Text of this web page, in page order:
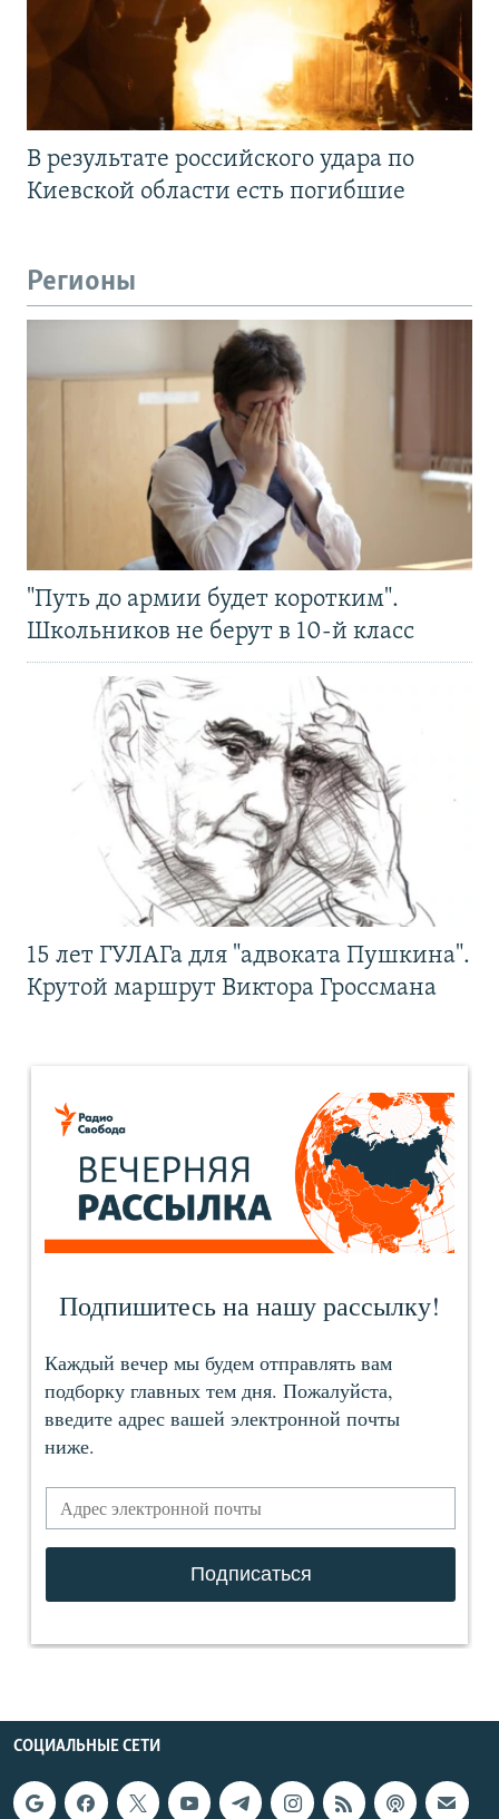
В результате российского удара по
Киевской области есть погибшие
Регионы
"Путь до армии будет коротким".
Школьников не берут в 10-й класс
15 лет ГУЛАГа для "адвоката Пушкина".
Крутой маршрут Виктора Гроссмана
СОЦИАЛЬНЫЕ СЕТИ